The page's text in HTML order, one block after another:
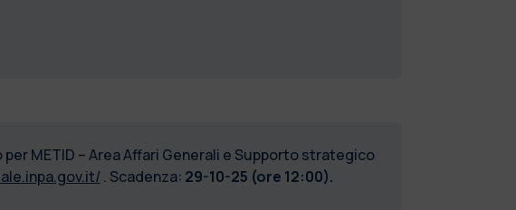
METID – Area Affari Generali e Supporto strategico
. Scadenza: 29-10-25 (ore 12:00).